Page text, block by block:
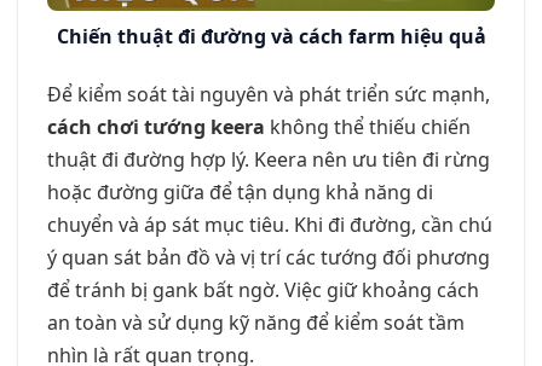
Chiến thuật đi đường và cách farm hiệu quả
Để kiểm soát tài nguyên và phát triển sức mạnh,
cách chơi tướng keera không thể thiếu chiến
thuật đi đường hợp lý. Keera nên ưu tiên đi rừng
hoặc đường giữa để tận dụng khả năng di
chuyển và áp sát mục tiêu. Khi đi đường, cần chú
ý quan sát bản đồ và vị trí các tướng đối phương
để tránh bị gank bất ngờ. Việc giữ khoảng cách
an toàn và sử dụng kỹ năng để kiểm soát tầm
nhìn là rất quan trọng.